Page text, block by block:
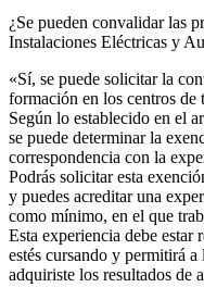
¿Se pueden convalidar las
Instalaciones Eléctricas y
«Sí, se puede solicitar la
formación en los centros de
Según lo establecido en el
se puede determinar la
correspondencia con la
Podrás solicitar esta
y puedes acreditar una
como mínimo, en el que
Esta experiencia debe
estés cursando y permitirá
adquiriste los resultados de